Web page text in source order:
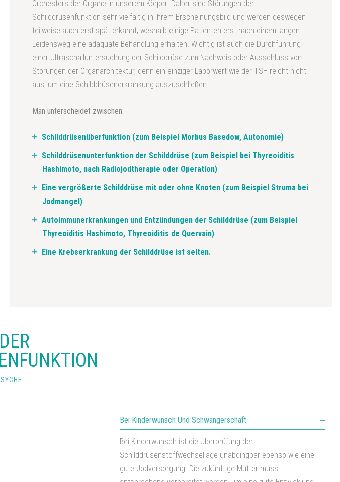
Orchesters der Organe in unserem Körper. Daher sind Störungen der
Schilddrüsenfunktion sehr vielfältig in ihrem Erscheinungsbild und werden deswegen
teilweise auch erst spät erkannt, weshalb einige Patienten erst nach einem langen
Leidensweg eine adäquate Behandlung erhalten. Wichtig ist auch die Durchführung
einer Ultraschalluntersuchung der Schilddrüse zum Nachweis oder Ausschluss von
Störungen der Organarchitektur, denn ein einziger Laborwert wie der TSH reicht nicht
aus, um eine Schilddrüsenerkrankung auszuschließen.
Man unterscheidet zwischen:
Schilddrüsenüberfunktion (zum Beispiel Morbus Basedow, Autonomie)
Schilddrüsenunterfunktion der Schilddrüse (zum Beispiel bei Thyreoiditis
Hashimoto, nach Radiojodtherapie oder Operation)
Eine vergrößerte Schilddrüse mit oder ohne Knoten (zum Beispiel Struma bei
Jodmangel)
Autoimmunerkrankungen und Entzündungen der Schilddrüse (zum Beispiel
Thyreoiditis Hashimoto, Thyreoiditis de Quervain)
Eine Krebserkrankung der Schilddrüse ist selten.
Bei Kinderwunsch Und Schwangerschaft
Bei Kinderwunsch ist die Überprüfung der
Schilddrüsenstoffwechsellage unabdingbar ebenso wie eine
gute Jodversorgung. Die zukünftige Mutter muss